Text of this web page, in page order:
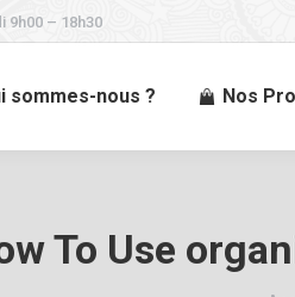
9h00 – 18h30
sommes-nous ? Nos
To Use